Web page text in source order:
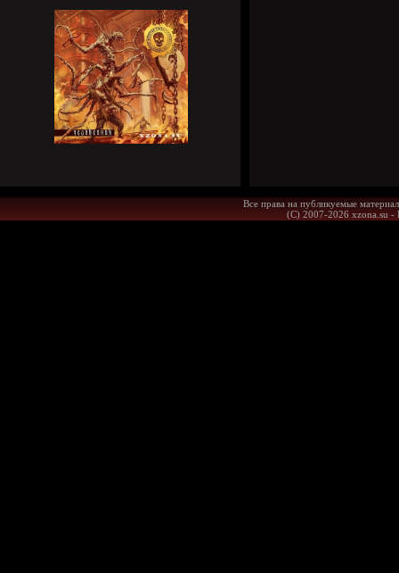
Все права на публикуемые
(С) 2007-2026 xzona.su -